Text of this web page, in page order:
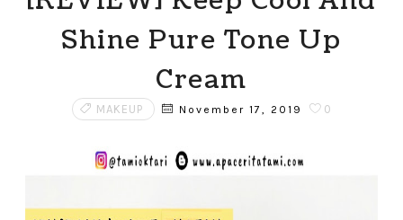
Shine Pure Tone Up
Cream
MAKEUP November 17, 2019 0